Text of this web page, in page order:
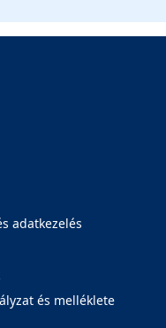
adatkezelés
és melléklete